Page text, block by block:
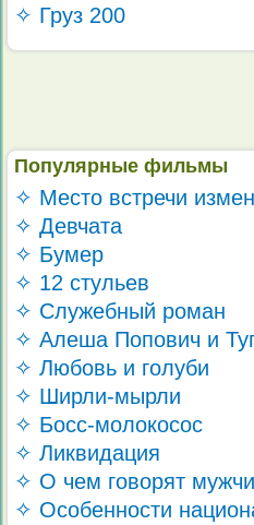
✧ Груз 200
Популярные фильмы
✧ Место встречи
✧ Девчата
✧ Бумер
✧ 12 стульев
✧ Служебный роман
✧ Алеша Попович и
✧ Любовь и голуби
✧ Ширли-мырли
✧ Босс-молокосос
✧ Ликвидация
✧ О чем говорят
✧ Особенности